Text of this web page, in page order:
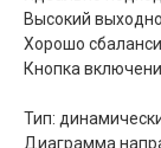
Высокий
Хорошо
Кнопка
Тип:
Диаграмма